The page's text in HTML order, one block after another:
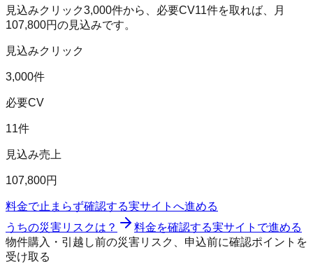
見込みクリック3,000件から、必要CV11件を取れば、月
107,800円の見込みです。
見込みクリック
3,000件
必要CV
11件
見込み売上
107,800円
料金で止まらず確認する実サイトへ進める
うちの災害リスクは？
料金を確認する実サイトで進める
物件購入・引越し前の災害リスク、申込前に確認ポイントを
受け取る